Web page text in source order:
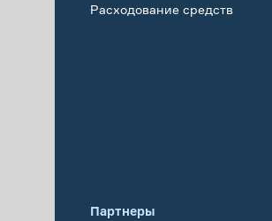
Расходование средств
Партнеры